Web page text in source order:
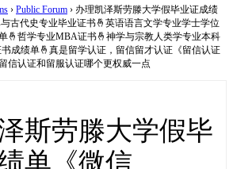
› Public Forum › 办理凯泽斯劳滕大学假毕业证成绩
古代史专业毕业证书🤞英语语言文学专业学士学位
🤞哲学专业MBA证书🤞神学与宗教人类学专业本科
成绩单🤞真是留学认证，留信留才认证《留信认证
信认证和留服认证哪个更权威一点
斯劳滕大学假毕
单《微信